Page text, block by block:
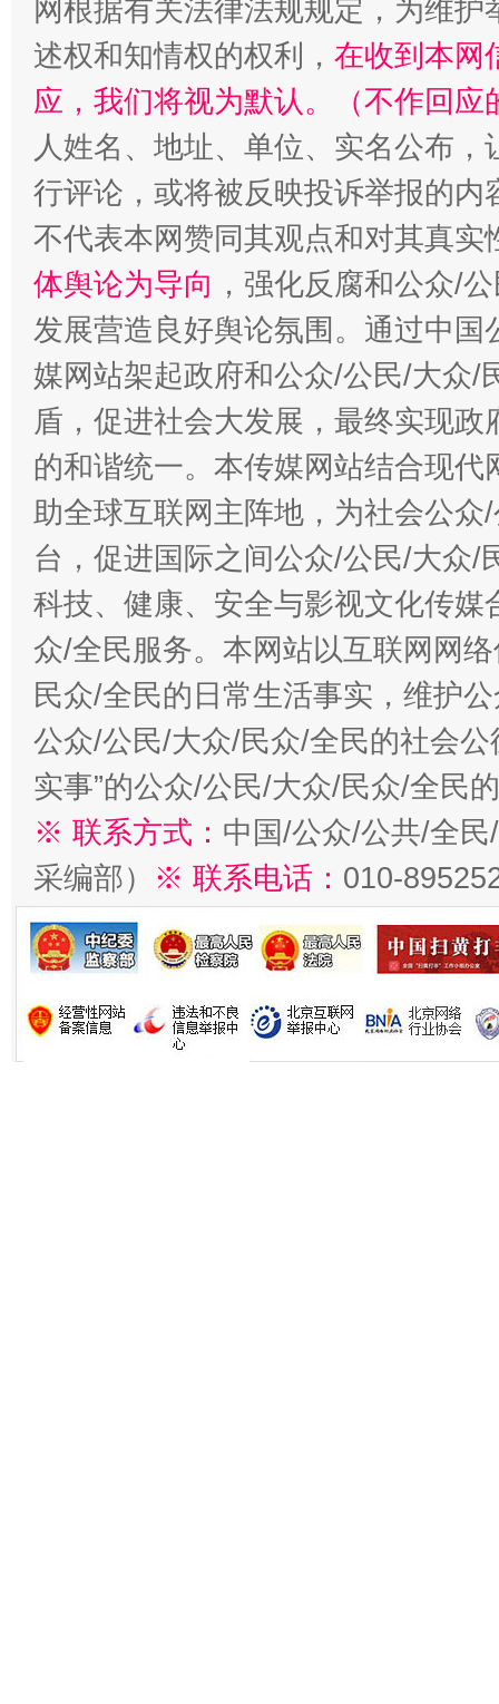
招工难、用工荒背后
网根据有关法律法规规定，为维
述权和知情权的权利， 在收到本网
应，我们将视为默认。（不作回应
人姓名、地址、单位、实名公布
行评论，或将被反映投诉举报的
不代表本网赞同其观点和对其真实
体舆论为导向 ，强化反腐和公众/
发展营造良好舆论氛围。通过中
媒网站架起政府和公众/公民/大众/
盾，促进社会大发展，最终实现
的和谐统一。本传媒网站结合现
助全球互联网主阵地，为社会公
台，促进国际之间公众/公民/大众/
科技、健康、安全与影视文化传
众/全民服务。本网站以互联网网
民众/全民的日常生活事实，维护
公众/公民/大众/民众/全民的社会公
实事”的公众/公民/大众/民众/全民
※ 联系方式： 中国/公众/公共/全
采编部） ※ 联系电话： 010-